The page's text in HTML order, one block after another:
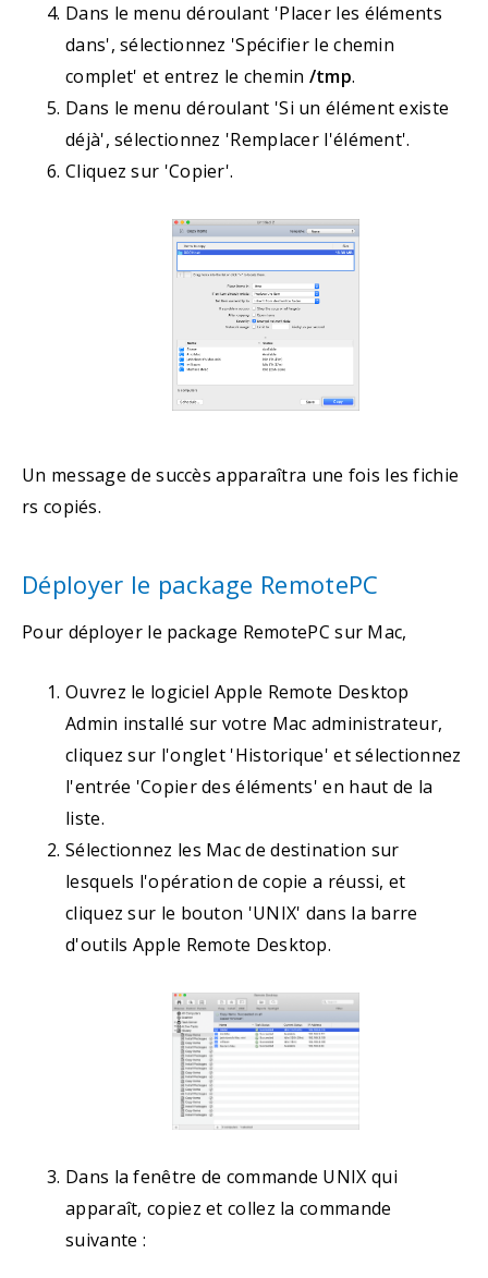
Dans le menu déroulant 'Placer les éléments
dans', sélectionnez 'Spécifier le chemin
complet' et entrez le chemin /tmp.
Dans le menu déroulant 'Si un élément existe
déjà', sélectionnez 'Remplacer l'élément'.
Cliquez sur 'Copier'.
Un message de succès apparaîtra une fois les fichie
rs copiés.
Déployer le package RemotePC
Pour déployer le package RemotePC sur Mac,
Ouvrez le logiciel Apple Remote Desktop
Admin installé sur votre Mac administrateur,
cliquez sur l'onglet 'Historique' et sélectionnez
l'entrée 'Copier des éléments' en haut de la
liste.
Sélectionnez les Mac de destination sur
lesquels l'opération de copie a réussi, et
cliquez sur le bouton 'UNIX' dans la barre
d'outils Apple Remote Desktop.
Dans la fenêtre de commande UNIX qui
apparaît, copiez et collez la commande
suivante :